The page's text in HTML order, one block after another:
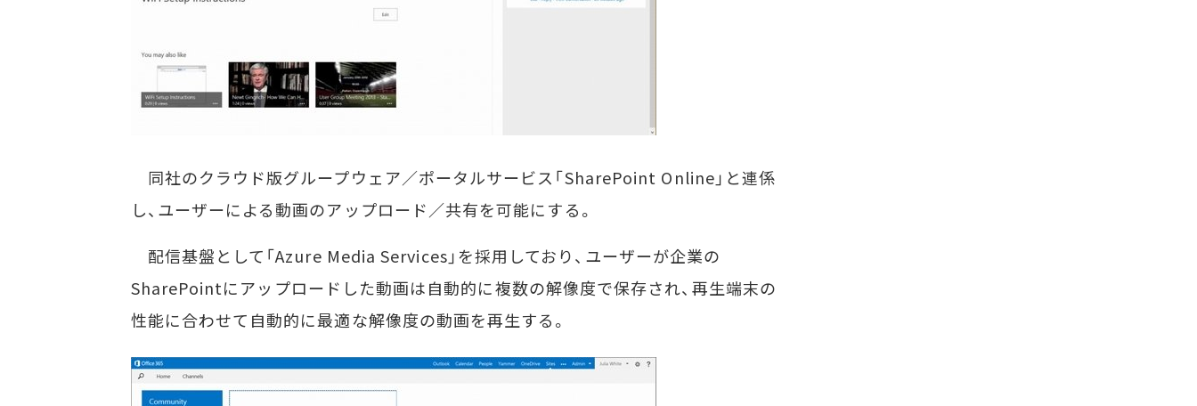
同社のクラウド版グループウェア／ポータルサービス「SharePoint Online」と連係
し、ユーザーによる動画のアップロード／共有を可能にする。
配信基盤として「Azure Media Services」を採用しており、ユーザーが企業の
SharePointにアップロードした動画は自動的に複数の解像度で保存され、再生端末の
性能に合わせて自動的に最適な解像度の動画を再生する。